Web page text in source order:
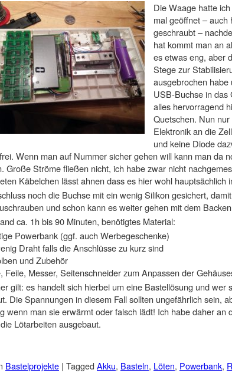
Die Waage hatte
mal geöffnet – auch
geschraubt –
hat kommt man an
es etwas eng, aber
Stege zur
ausgebrochen habe
USB-Buchse in das
alles hervorragend
Quetschen. Nun
Elektronik an die
und keine Diode
Wenn man auf Nummer sicher gehen will kann man da
Große Ströme fließen nicht, ich habe zwar nicht
Käbelchen lässt ahnen dass es hier wohl hauptsächlich
noch die Buchse mit ein wenig Silikon gesichert,
und schon kann es weiter gehen mit dem
ca. 1h bis 90 Minuten, benötigtes Material:
Powerbank (ggf. auch Werbegeschenke)
Draht falls die Anschlüsse zu kurz sind
und Zubehör
Feile, Messer, Seitenschneider zum Anpassen der
gilt: es handelt sich hierbei um eine Bastellösung und wer
Die Spannungen in diesem Fall sollten ungefährlich sein,
wenn man sie erwärmt oder falsch lädt! Ich habe daher an
Lötarbeiten ausgebaut.
Bastelprojekte | Tagged Akku, Basteln, Löten, Powerbank,